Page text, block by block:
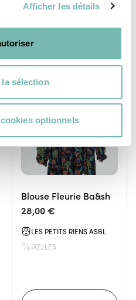
Afficher les détails
sélection
optionnels
FEMME
Blouse Fleurie Ba&sh
28,00 €
LES PETITS RIENS ASBL
IXELLES